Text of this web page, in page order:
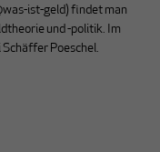
ist-geld) findet man
und -politik. Im
Poeschel.